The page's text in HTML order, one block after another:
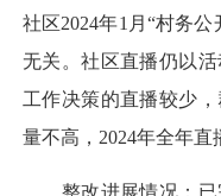
社区2024年1月“村务
无关。社区直播仍以
工作决策的直播较少
量不高，2024年全年直